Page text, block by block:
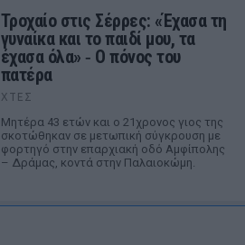
Τροχαίο στις Σέρρες: «Έχασα τη
γυναίκα και το παιδί μου, τα
έχασα όλα» ‑ Ο πόνος του
πατέρα
ΧΤΕΣ
Μητέρα 43 ετών και ο 21χρονος γιος της
σκοτώθηκαν σε μετωπική σύγκρουση με
φορτηγό στην επαρχιακή οδό Αμφίπολης
– Δράμας, κοντά στην Παλαιοκώμη.